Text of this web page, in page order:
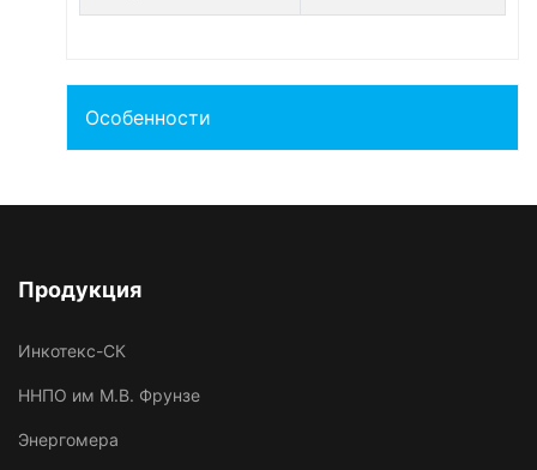
Особенности
Продукция
Инкотекс-СК
ННПО им М.В. Фрунзе
Энергомера